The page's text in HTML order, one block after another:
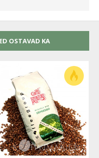
OSTAVAD KA